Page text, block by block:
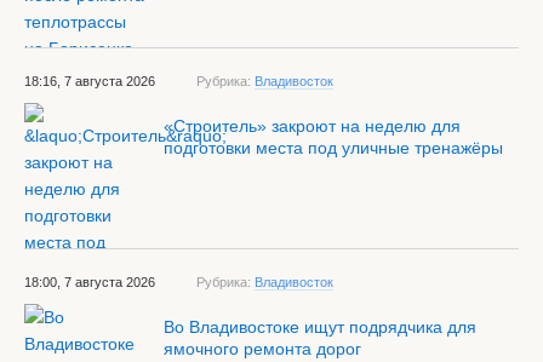
18:16, 7 августа 2026 Рубрика: Владивосток
«Строитель» закроют на неделю для
подготовки места под уличные тренажёры
18:00, 7 августа 2026 Рубрика: Владивосток
Во Владивостоке ищут подрядчика для
ямочного ремонта дорог